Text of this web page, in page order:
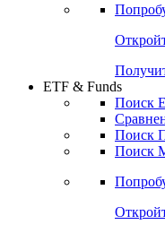
ETF & Funds
Поиск
Поиск
Поиск